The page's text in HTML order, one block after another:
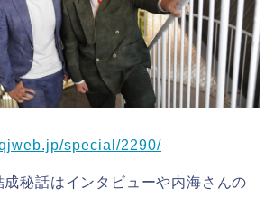
special/2290/
成秘話はインタビューや内海さんの